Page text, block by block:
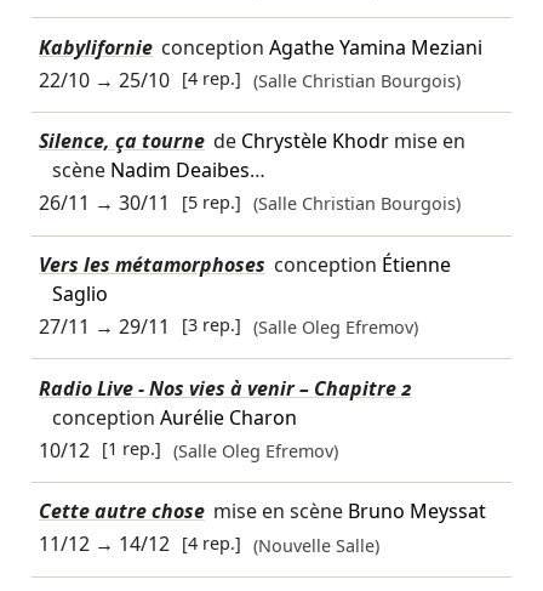
Kabylifornie conception Agathe Yamina Meziani
22/10→ 25/10 [4 rep.] (Salle Christian Bourgois)
Silence, ça tourne de Chrystèle Khodrmise en
scène Nadim Deaibes…
26/11 → 30/11 [5 rep.] (Salle Christian Bourgois)
Vers les métamorphoses conception Étienne
Saglio
27/11 → 29/11 [3 rep.] (Salle Oleg Efremov)
Radio Live - Nos vies à venir – Chapitre 2
conception Aurélie Charon
10/12 [1 rep.] (Salle Oleg Efremov)
Cette autre chose mise en scène Bruno Meyssat
11/12→ 14/12 [4 rep.] (Nouvelle Salle)